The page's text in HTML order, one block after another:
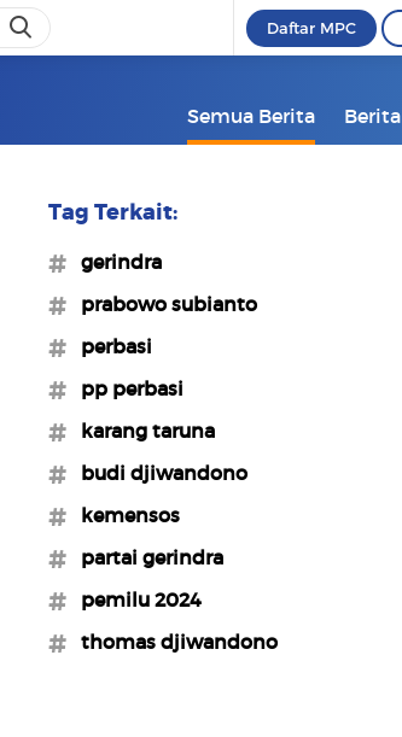
Daftar MPC
Semua Berita Berita
Tag Terkait:
#gerindra
#prabowo subianto
#perbasi
#pp perbasi
#karang taruna
#budi djiwandono
#kemensos
#partai gerindra
#pemilu 2024
#thomas djiwandono